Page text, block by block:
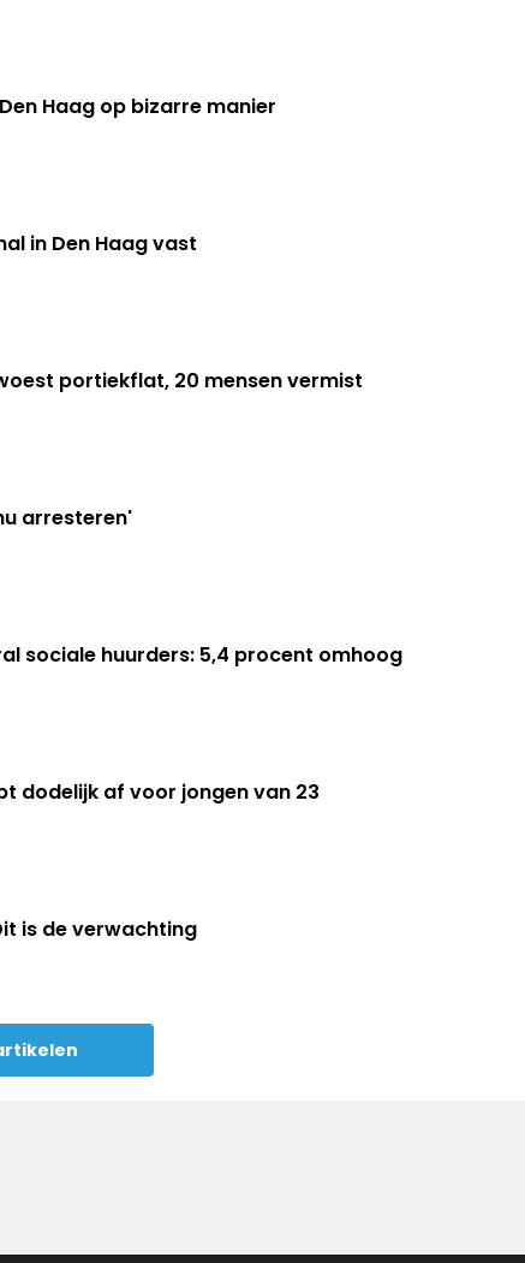
Haag op bizarre manier
in Den Haag vast
portiekflat, 20 mensen vermist
Netanyahu arresteren'
sociale huurders: 5,4 procent omhoog
dodelijk af voor jongen van 23
is de verwachting